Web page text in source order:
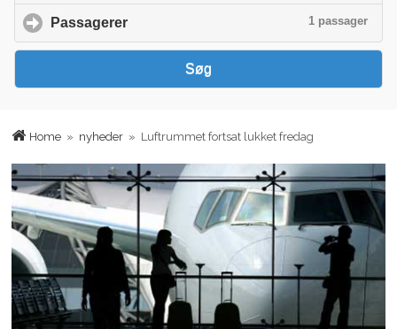
Home » nyheder » Luftrummet fortsat lukket fredag